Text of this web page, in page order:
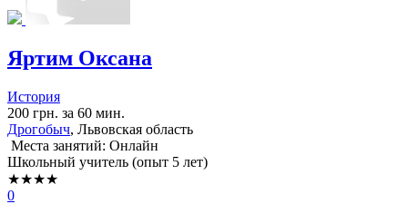
Яртим Оксана
История
200 грн. за 60 мин.
Дрогобыч, Львовская область
Места занятий: Онлайн
Школьный учитель (опыт 5 лет)
★★★★
0